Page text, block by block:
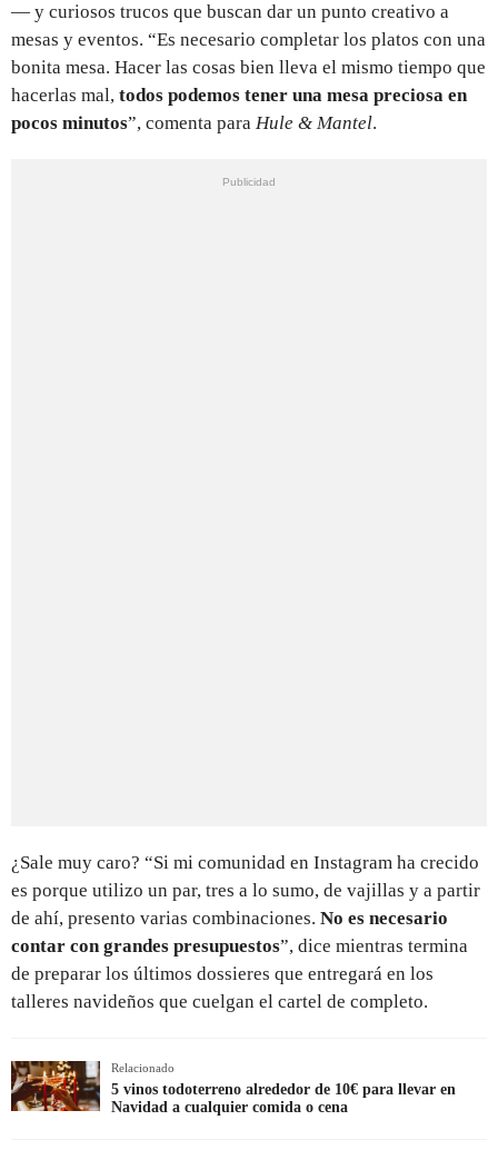
— y curiosos trucos que buscan dar un punto creativo a
mesas y eventos. “Es necesario completar los platos con una
bonita mesa. Hacer las cosas bien lleva el mismo tiempo que
hacerlas mal, todos podemos tener una mesa preciosa en
pocos minutos”, comenta para Hule & Mantel.
¿Sale muy caro? “Si mi comunidad en Instagram ha crecido
es porque utilizo un par, tres a lo sumo, de vajillas y a partir
de ahí, presento varias combinaciones. No es necesario
contar con grandes presupuestos”, dice mientras termina
de preparar los últimos dossieres que entregará en los
talleres navideños que cuelgan el cartel de completo.
Relacionado
5 vinos todoterreno alrededor de 10€ para llevar en
Navidad a cualquier comida o cena